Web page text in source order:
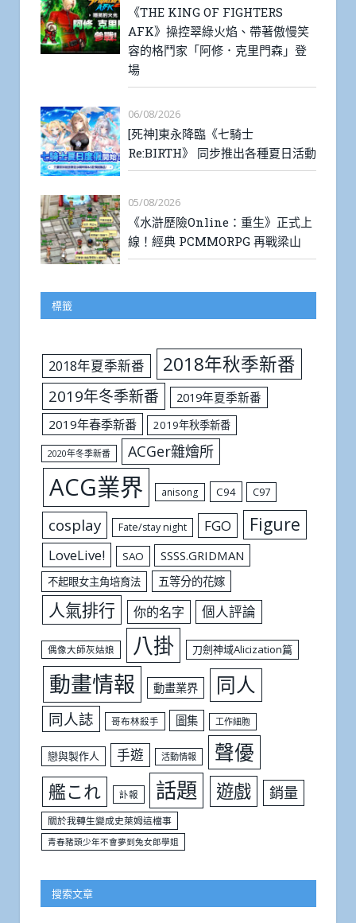
《THE KING OF FIGHTERS
AFK》操控翠綠火焰、帶著傲慢笑
容的格鬥家「阿修．克里門森」登
場
06/08/2026
[死神]東永降臨《七騎士
Re:BIRTH》 同步推出各種夏日活動
05/08/2026
《水滸歷險Online：重生》正式上
線！經典 PCMMORPG 再戰梁山
標籤
2018年夏季新番 2018年秋季新番
2019年冬季新番
2019年夏季新番
2019年春季新番
2019年秋季新番
2020年冬季新番 ACGer雜燴所
ACG業界 anisong C94 C97
cosplay Fate/stay night FGO Figure
LoveLive! SAO SSSS.GRIDMAN
不起眼女主角培育法 五等分的花嫁
人氣排行 你的名字 個人評論
偶像大師灰姑娘 八掛 刀劍神域Alicization篇
動畫情報 動畫業界 同人
同人誌 哥布林殺手 圖集 工作細胞
戀與製作人 手遊 活動情報 聲優
艦これ 訃報 話題 遊戲 銷量
關於我轉生變成史萊姆這檔事
青春豬頭少年不會夢到兔女郎學姐
搜索文章